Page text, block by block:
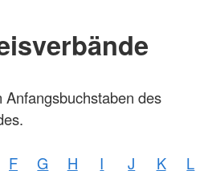
des
F G H I J K
L